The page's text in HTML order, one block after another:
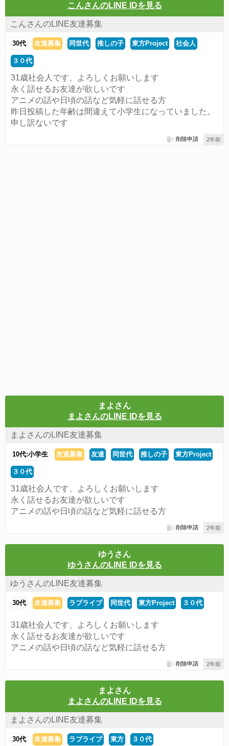
こんさんのLINE IDを見る
こんさんのLINE友達募集
30代 友達募集 同世代 推しの子 東方Project 社会人
３０代
31歳社会人です、よろしくお願いします
永く話せるお友達が欲しいです
アニメの話や日頃の話など気軽に話せる方
昨日投稿した年齢は間違えて小学生になっていました。
申し訳ないです
2年前
削除申請
まよさん
まよさんのLINE IDを見る
まよさんのLINE友達募集
10代:小学生 友達募集 友達 同世代 推しの子 東方Project
３０代
31歳社会人です、よろしくお願いします
永く話せるお友達が欲しいです
アニメの話や日頃の話など気軽に話せる方
2年前
削除申請
ゆうさん
ゆうさんのLINE IDを見る
ゆうさんのLINE友達募集
30代 友達募集 ラブライブ 同世代 東方Project ３０代
31歳社会人です、よろしくお願いします
永く話せるお友達が欲しいです
アニメの話や日頃の話など気軽に話せる方
2年前
削除申請
まよさん
まよさんのLINE IDを見る
まよさんのLINE友達募集
30代 友達募集 ラブライブ 東方 ３０代